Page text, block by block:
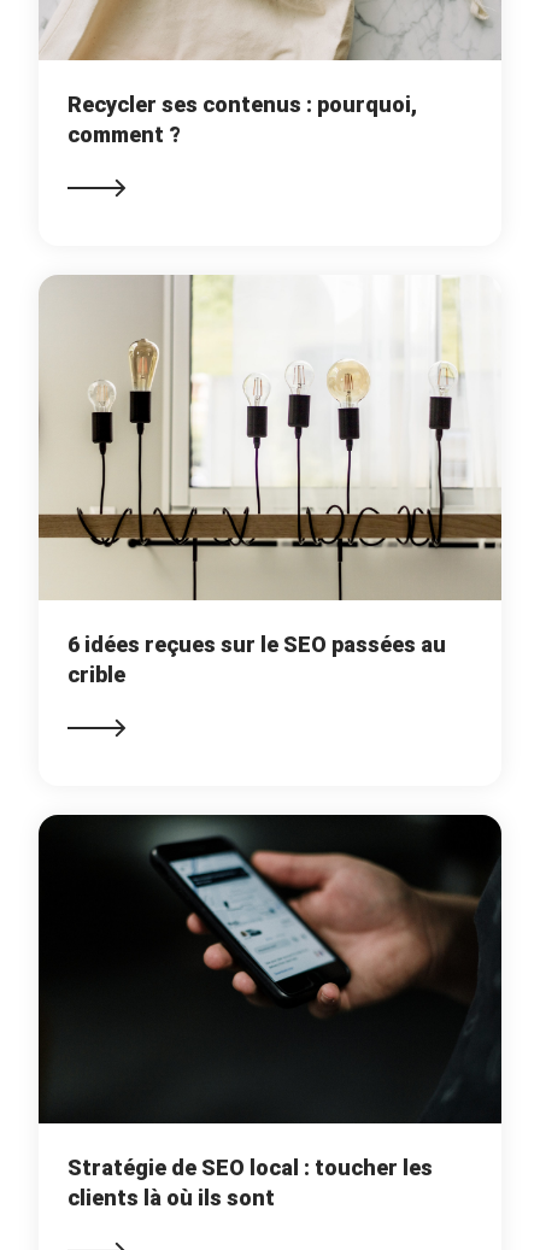
Recycler ses contenus : pourquoi,
comment ?
6 idées reçues sur le SEO passées au
crible
Stratégie de SEO local : toucher les
clients là où ils sont